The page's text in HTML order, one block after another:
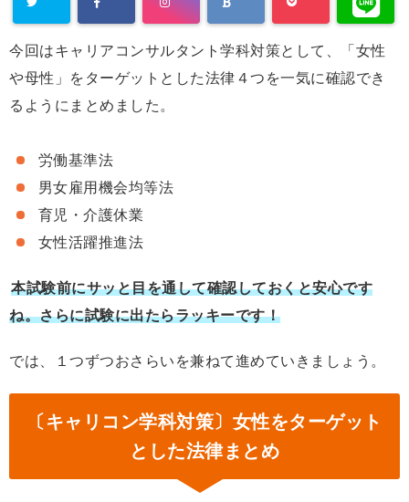
今回はキャリアコンサルタント学科対策として、「女性
や母性」をターゲットとした法律４つを一気に確認でき
るようにまとめました。
労働基準法
男女雇用機会均等法
育児・介護休業
女性活躍推進法
本試験前にサッと目を通して確認しておくと安心です
ね。さらに試験に出たらラッキーです！
では、１つずつおさらいを兼ねて進めていきましょう。
〔キャリコン学科対策〕女性をターゲット
とした法律まとめ